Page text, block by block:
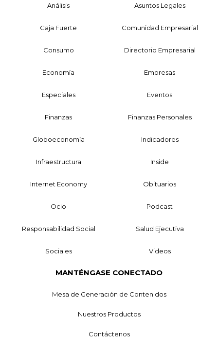
Análisis Asuntos Legales
Caja Fuerte Comunidad Empresarial
Consumo Directorio Empresarial
Economía Empresas
Especiales Eventos
Finanzas Finanzas Personales
Globoeconomía Indicadores
Infraestructura Inside
Internet Economy Obituarios
Ocio Podcast
Responsabilidad Social Salud Ejecutiva
Sociales Videos
MANTÉNGASE CONECTADO
Mesa de Generación de Contenidos
Nuestros Productos
Contáctenos